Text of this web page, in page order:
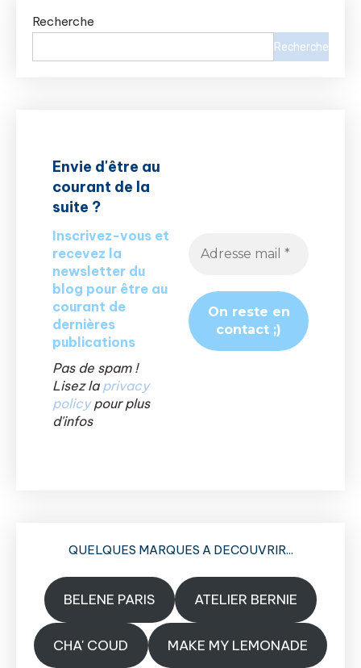
Recherche
Recherche
Envie d'être au
courant de la
suite ?
Inscrivez-vous et
recevez la
newsletter du
blog pour être au
courant de
dernières
publications
Pas de spam !
Lisez la privacy
policypour plus
d'infos
QUELQUES MARQUES A DECOUVRIR...
BELENE PARIS ATELIER BERNIE
CHA' COUD MAKE MY LEMONADE